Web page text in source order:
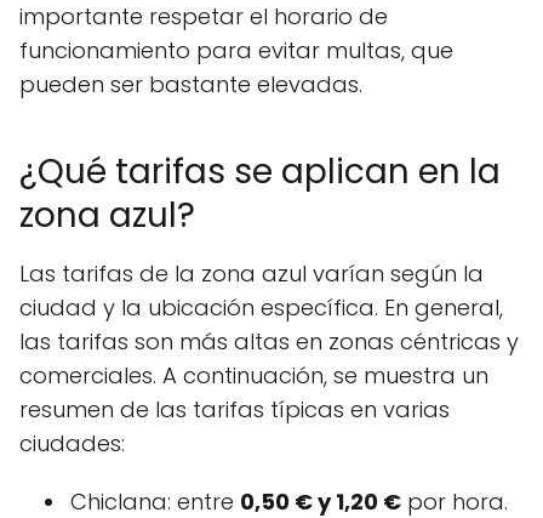
importante respetar el horario de
funcionamiento para evitar multas, que
pueden ser bastante elevadas.
¿Qué tarifas se aplican en la
zona azul?
Las tarifas de la zona azul varían según la
ciudad y la ubicación específica. En general,
las tarifas son más altas en zonas céntricas y
comerciales. A continuación, se muestra un
resumen de las tarifas típicas en varias
ciudades:
Chiclana: entre 0,50 € y 1,20 € por hora.